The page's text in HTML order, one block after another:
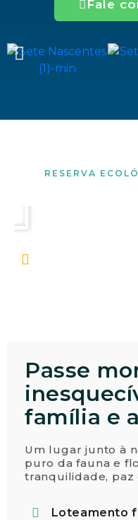
Fale
RESERVA
Passe
família e
Um lugar junto à
puro da fauna e
tranquilidade, paz
Loteamento